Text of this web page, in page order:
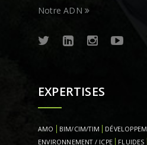
Notre ADN
EXPERTISES
AMO BIM/CIM/TIM
ENVIRONNEMENT / ICPE
FLUIDES